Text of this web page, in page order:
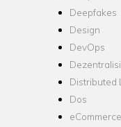
Deepfakes
Design
DevOps
Distributed
Dos
eCommerce